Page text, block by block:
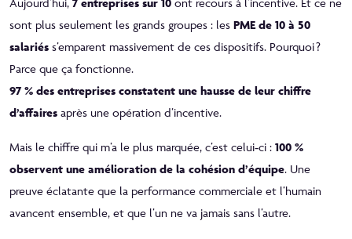
sont plus seulement les grands groupes : les PME de 10 à 50
salariés s’emparent massivement de ces dispositifs. Pourquoi ?
Parce que ça fonctionne.
97 % des entreprises constatent une hausse de leur chiffre
d’affaires après une opération d’incentive.
Mais le chiffre qui m’a le plus marquée, c’est celui‑ci : 100 %
observent une amélioration de la cohésion d’équipe. Une
preuve éclatante que la performance commerciale et l’humain
avancent ensemble, et que l’un ne va jamais sans l’autre.